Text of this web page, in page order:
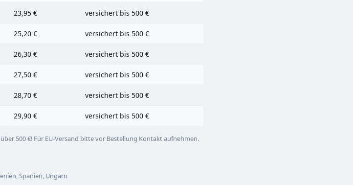
23,95 € versichert bis 500 €
25,20 € versichert bis 500 €
26,30 € versichert bis 500 €
27,50 € versichert bis 500 €
28,70 € versichert bis 500 €
29,90 € versichert bis 500 €
500 €! Für EU-Versand bitte vor Bestellung Kontakt aufnehmen.
Spanien, Ungarn